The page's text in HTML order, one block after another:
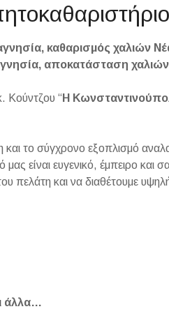
καθαρισμός χαλιών
αποκατάσταση
Κούντζου “ Η
και το σύγχρονο εξοπλισμό
είναι ευγενικό, έμπειρο και
πελάτη και να διαθέτουμε
άλλα…